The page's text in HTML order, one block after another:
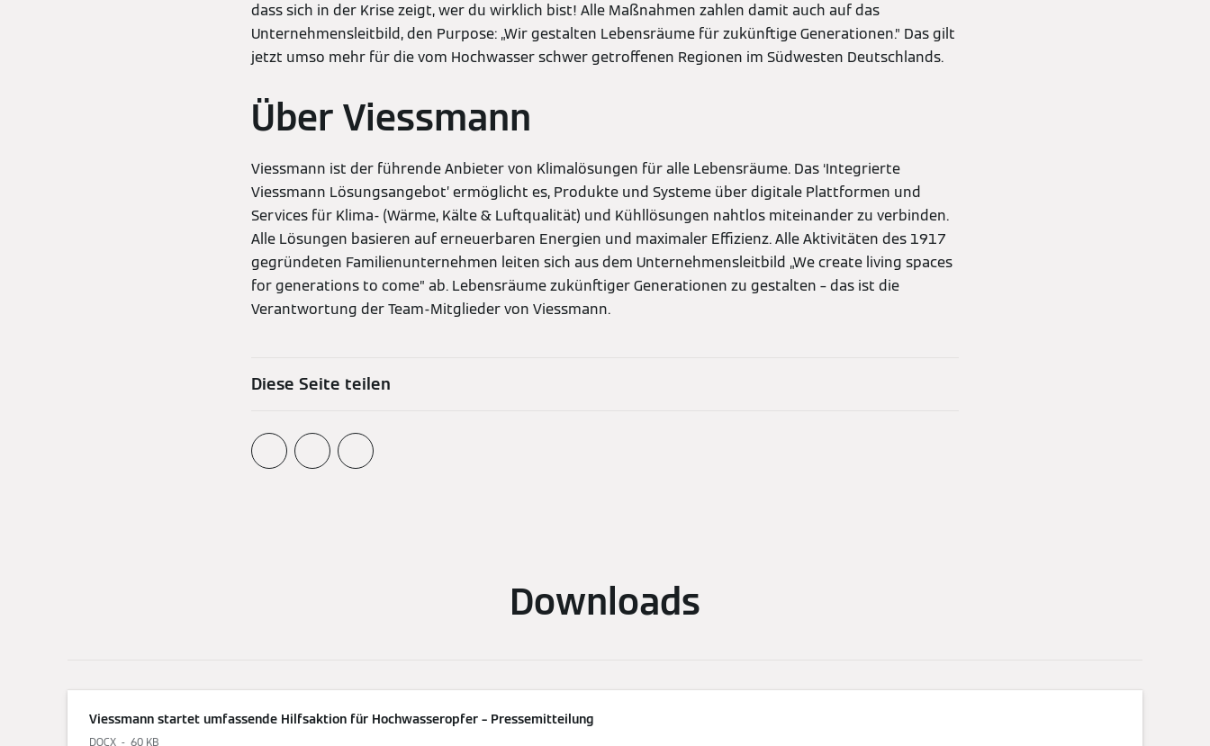
dass sich in der Krise zeigt, wer du wirklich bist! Alle Maßnahmen zahlen damit auch auf das
Unternehmensleitbild, den Purpose: „Wir gestalten Lebensräume für zukünftige Generationen.” Das gilt
jetzt umso mehr für die vom Hochwasser schwer getroffenen Regionen im Südwesten Deutschlands.
Über Viessmann
Viessmann ist der führende Anbieter von Klimalösungen für alle Lebensräume. Das ‘Integrierte
Viessmann Lösungsangebot’ ermöglicht es, Produkte und Systeme über digitale Plattformen und
Services für Klima- (Wärme, Kälte & Luftqualität) und Kühllösungen nahtlos miteinander zu verbinden.
Alle Lösungen basieren auf erneuerbaren Energien und maximaler Effizienz. Alle Aktivitäten des 1917
gegründeten Familienunternehmen leiten sich aus dem Unternehmensleitbild „We create living spaces
for generations to come” ab. Lebensräume zukünftiger Generationen zu gestalten – das ist die
Verantwortung der Team-Mitglieder von Viessmann.
Diese Seite teilen
Downloads
Viessmann startet umfassende Hilfsaktion für Hochwasseropfer – Pressemitteilung
DOCX 60 KB